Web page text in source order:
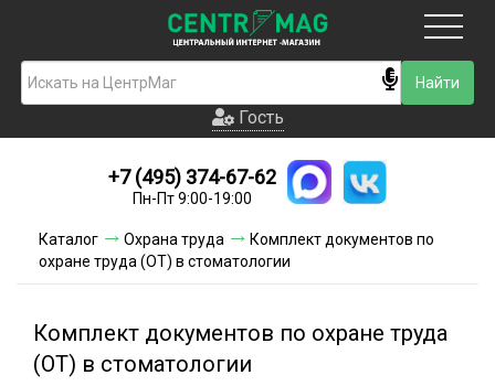
Гость
Новинки
Условия доставки
Контакты
Акции и скидки
Гость
+7 (495) 374-67-62
Пн-Пт 9:00-19:00
Каталог Охрана труда
Комплект документов по
охране труда (ОТ) в стоматологии
Комплект документов по охране труда
(ОТ) в стоматологии